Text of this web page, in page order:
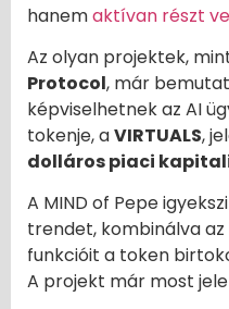
hanemaktívan részt
Az olyan projektek,
Protocol, már
képviselhetnek az AI
tokenje, aVIRTUALS,
dolláros piaci
A MIND of Pepe
trendet, kombinálva
funkcióit a token
A projekt már most